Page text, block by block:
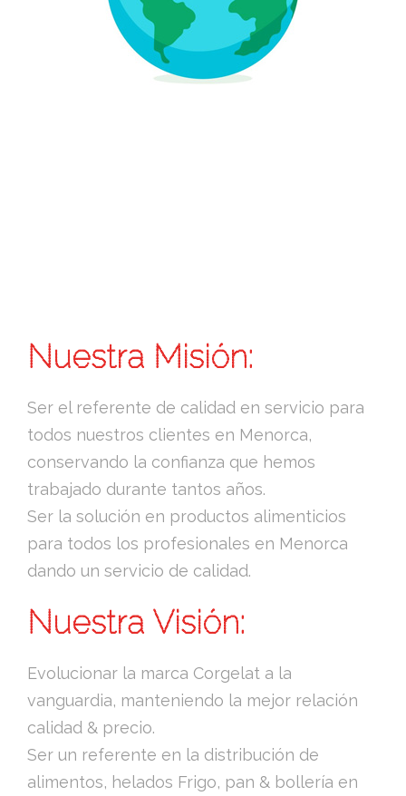
Nuestra Misión:
Ser el referente de calidad en servicio para
todos nuestros clientes en Menorca,
conservando la confianza que hemos
trabajado durante tantos años.
Ser la solución en productos alimenticios
para todos los profesionales en Menorca
dando un servicio de calidad.
Nuestra Visión:
Evolucionar la marca Corgelat a la
vanguardia, manteniendo la mejor relación
calidad & precio.
Ser un referente en la distribución de
alimentos, helados Frigo, pan & bollería en